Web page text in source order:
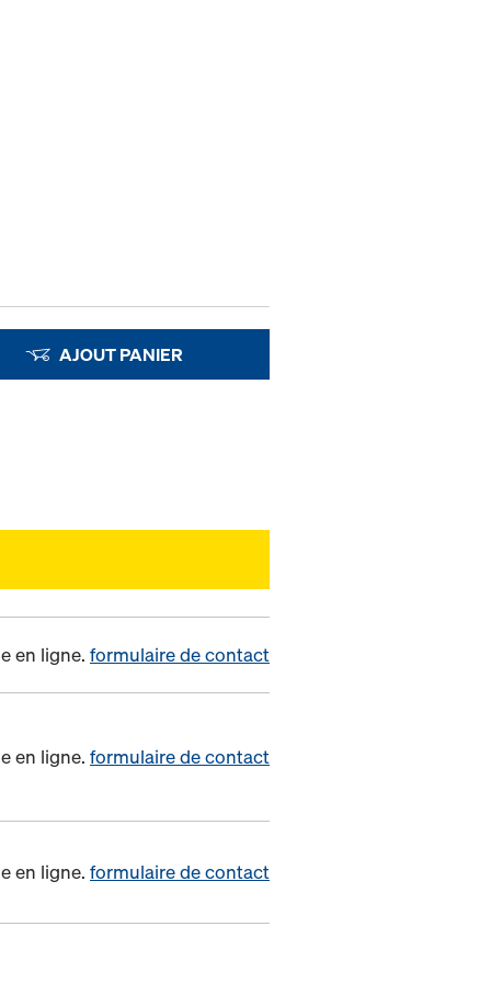
AJOUT PANIER
en ligne. formulaire de contact
en ligne. formulaire de contact
en ligne. formulaire de contact